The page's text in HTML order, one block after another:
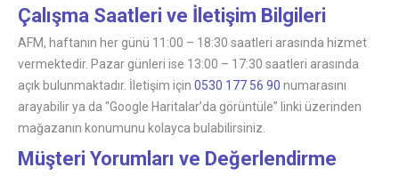
Çalışma Saatleri ve İletişim Bilgileri
AFM, haftanın her günü 11:00 – 18:30 saatleri arasında hizmet
vermektedir. Pazar günleri ise 13:00 – 17:30 saatleri arasında
açık bulunmaktadır. İletişim için 0530 177 56 90 numarasını
arayabilir ya da “Google Haritalar’da görüntüle” linki üzerinden
mağazanın konumunu kolayca bulabilirsiniz.
Müşteri Yorumları ve Değerlendirme